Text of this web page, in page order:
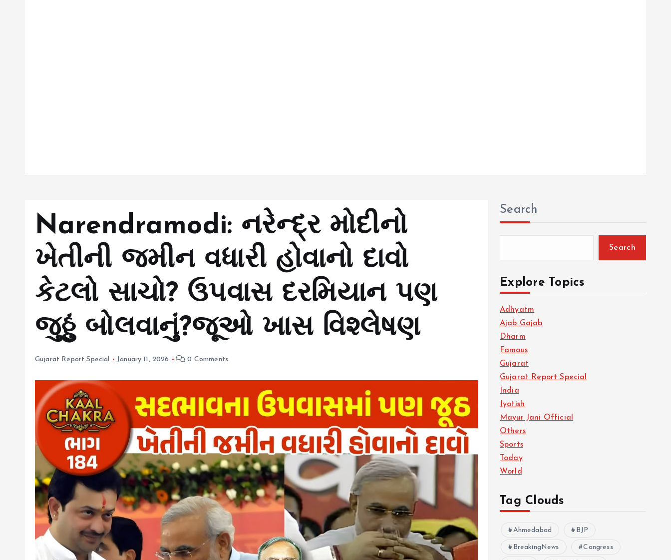
Narendramodi: નરેન્દ્ર મોદીનો
ખેતીની જમીન વધારી હોવાનો દાવો
કેટલો સાચો? ઉપવાસ દરમિયાન પણ
જુઠ્ઠું બોલવાનું?જૂઓ ખાસ વિશ્લેષણ
Gujarat Report Special January 11, 2026 0 Comments
Search
Search
Explore Topics
Adhyatm
Ajab Gajab
Dharm
Famous
Gujarat
Gujarat Report Special
India
Jyotish
Mayur Jani Official
Others
Sports
Today
World
Tag Clouds
Ahmedabad BJP
BreakingNews Congress